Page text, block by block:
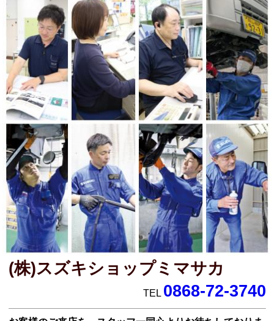
(株)スズキショップミマサカ
TEL 0868-72-3740